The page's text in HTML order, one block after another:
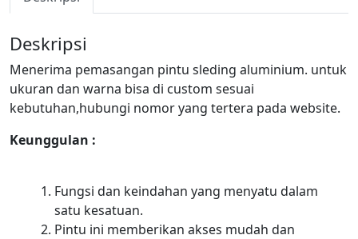
Deskripsi
Menerima pemasangan pintu sleding aluminium. untuk
ukuran dan warna bisa di custom sesuai
kebutuhan,hubungi nomor yang tertera pada website.
Keunggulan :
Fungsi dan keindahan yang menyatu dalam
satu kesatuan.
Pintu ini memberikan akses mudah dan